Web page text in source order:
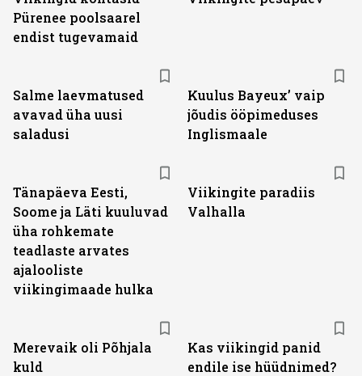
Pürenee poolsaarel
endist tugevamaid
Salme laevmatused
avavad üha uusi
saladusi
Kuulus Bayeux’ vaip
jõudis ööpimeduses
Inglismaale
Tänapäeva Eesti,
Soome ja Läti kuuluvad
üha rohkemate
teadlaste arvates
ajalooliste
viikingimaade hulka
Viikingite paradiis
Valhalla
Merevaik oli Põhjala
kuld
Kas viikingid panid
endile ise hüüdnimed?